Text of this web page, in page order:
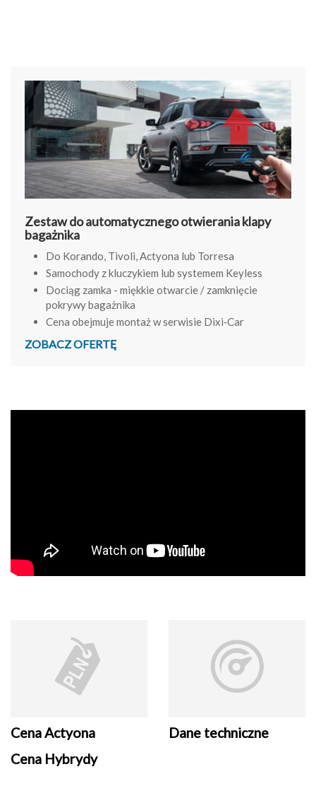
Zestaw do automatycznego otwierania klapy
bagażnika
Do Korando, Tivoli, Actyona lub Torresa
Samochody z kluczykiem lub systemem Keyless
Dociąg zamka - miękkie otwarcie / zamknięcie
pokrywy bagażnika
Cena obejmuje montaż w serwisie Dixi‑Car
ZOBACZ OFERTĘ
Cena Actyona
Cena Hybrydy
Dane techniczne